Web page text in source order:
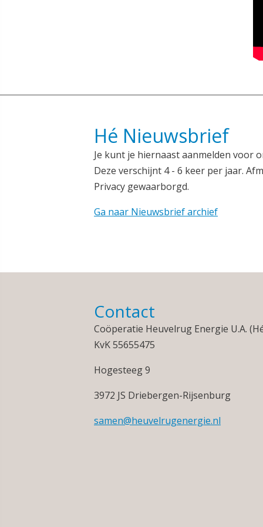
Hé Nieuwsbrief
Je kunt je hiernaast aanmelden voor
Deze verschijnt 4 - 6 keer per jaar.
Privacy gewaarborgd.
Ga naar Nieuwsbrief archief
Contact
Coöperatie Heuvelrug Energie U.A.
KvK 55655475
Hogesteeg 9
3972 JS Driebergen-Rijsenburg
samen@heuvelrugenergie.nl